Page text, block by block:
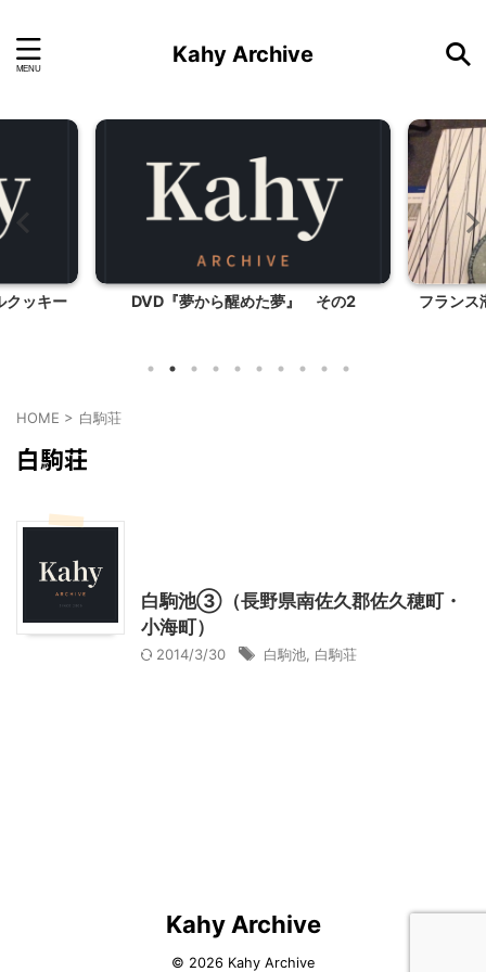
Kahy Archive
クッキー DVD『夢から醒めた夢』 その2 フランス
HOME > 白駒荘
白駒荘
白駒池③（長野県南佐久郡佐久穂町・
小海町）
2014/3/30 白駒池 白駒荘
Kahy Archive
© 2026 Kahy Archive